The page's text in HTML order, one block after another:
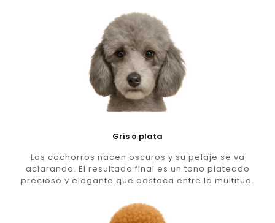
Gris o plata
Los cachorros nacen oscuros y su pelaje se va
aclarando. El resultado final es un tono plateado
precioso y elegante que destaca entre la multitud.